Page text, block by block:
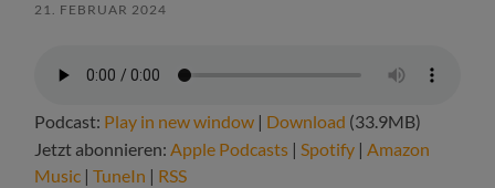
21. FEBRUAR 2024
Podcast: Play in new window | Download (33.9MB)
Jetzt abonnieren:Apple Podcasts |Spotify |Amazon
Music |TuneIn | RSS